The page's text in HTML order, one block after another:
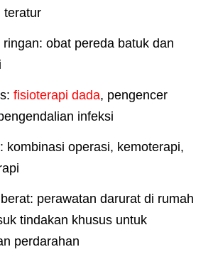
teratur
obat pereda batuk dan
fisioterapi dada, pengencer
infeksi
kombinasi operasi, kemoterapi,
perawatan darurat di rumah
tindakan khusus untuk
perdarahan